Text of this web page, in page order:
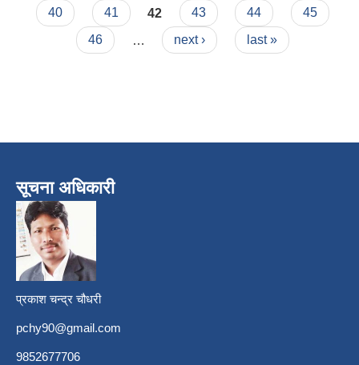
40
41 42 43 44
45
46
next › last »
सूचना अधिकारी
प्रकाश चन्द्र चौधरी
pchy90@gmail.com
9852677706